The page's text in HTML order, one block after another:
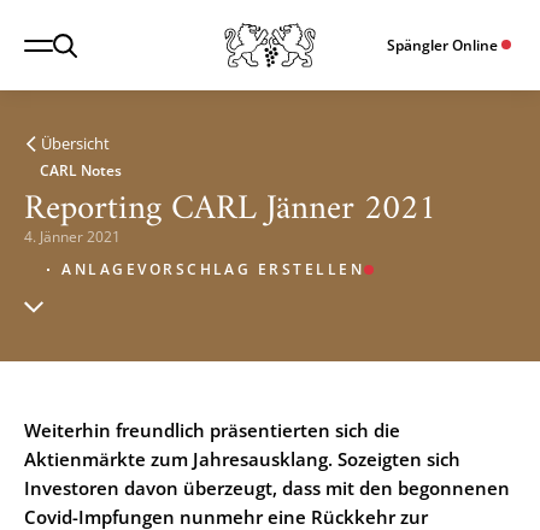
Spängler Online
Übersicht
CARL Notes
Reporting CARL Jänner 2021
4. Jänner 2021
ANLAGEVORSCHLAG ERSTELLEN
Weiterhin freundlich präsentierten sich die
Aktienmärkte zum Jahresausklang. Sozeigten sich
Investoren davon überzeugt, dass mit den begonnenen
Covid-Impfungen nunmehr eine Rückkehr zur